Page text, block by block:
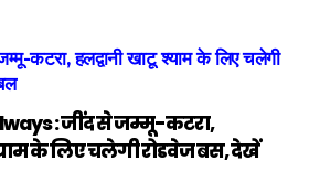
कटरा, हलद्वानी खाटू श्याम के लिए चलेगी
: जींद से जम्मू-कटरा,
के लिए चलेगी रोडवेज बस, देखें